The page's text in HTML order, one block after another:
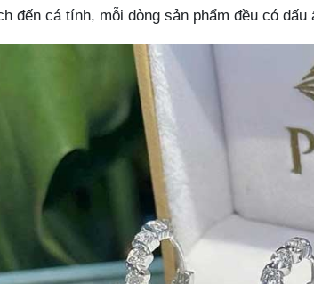
đến cá tính, mỗi dòng sản phẩm đều có dấu